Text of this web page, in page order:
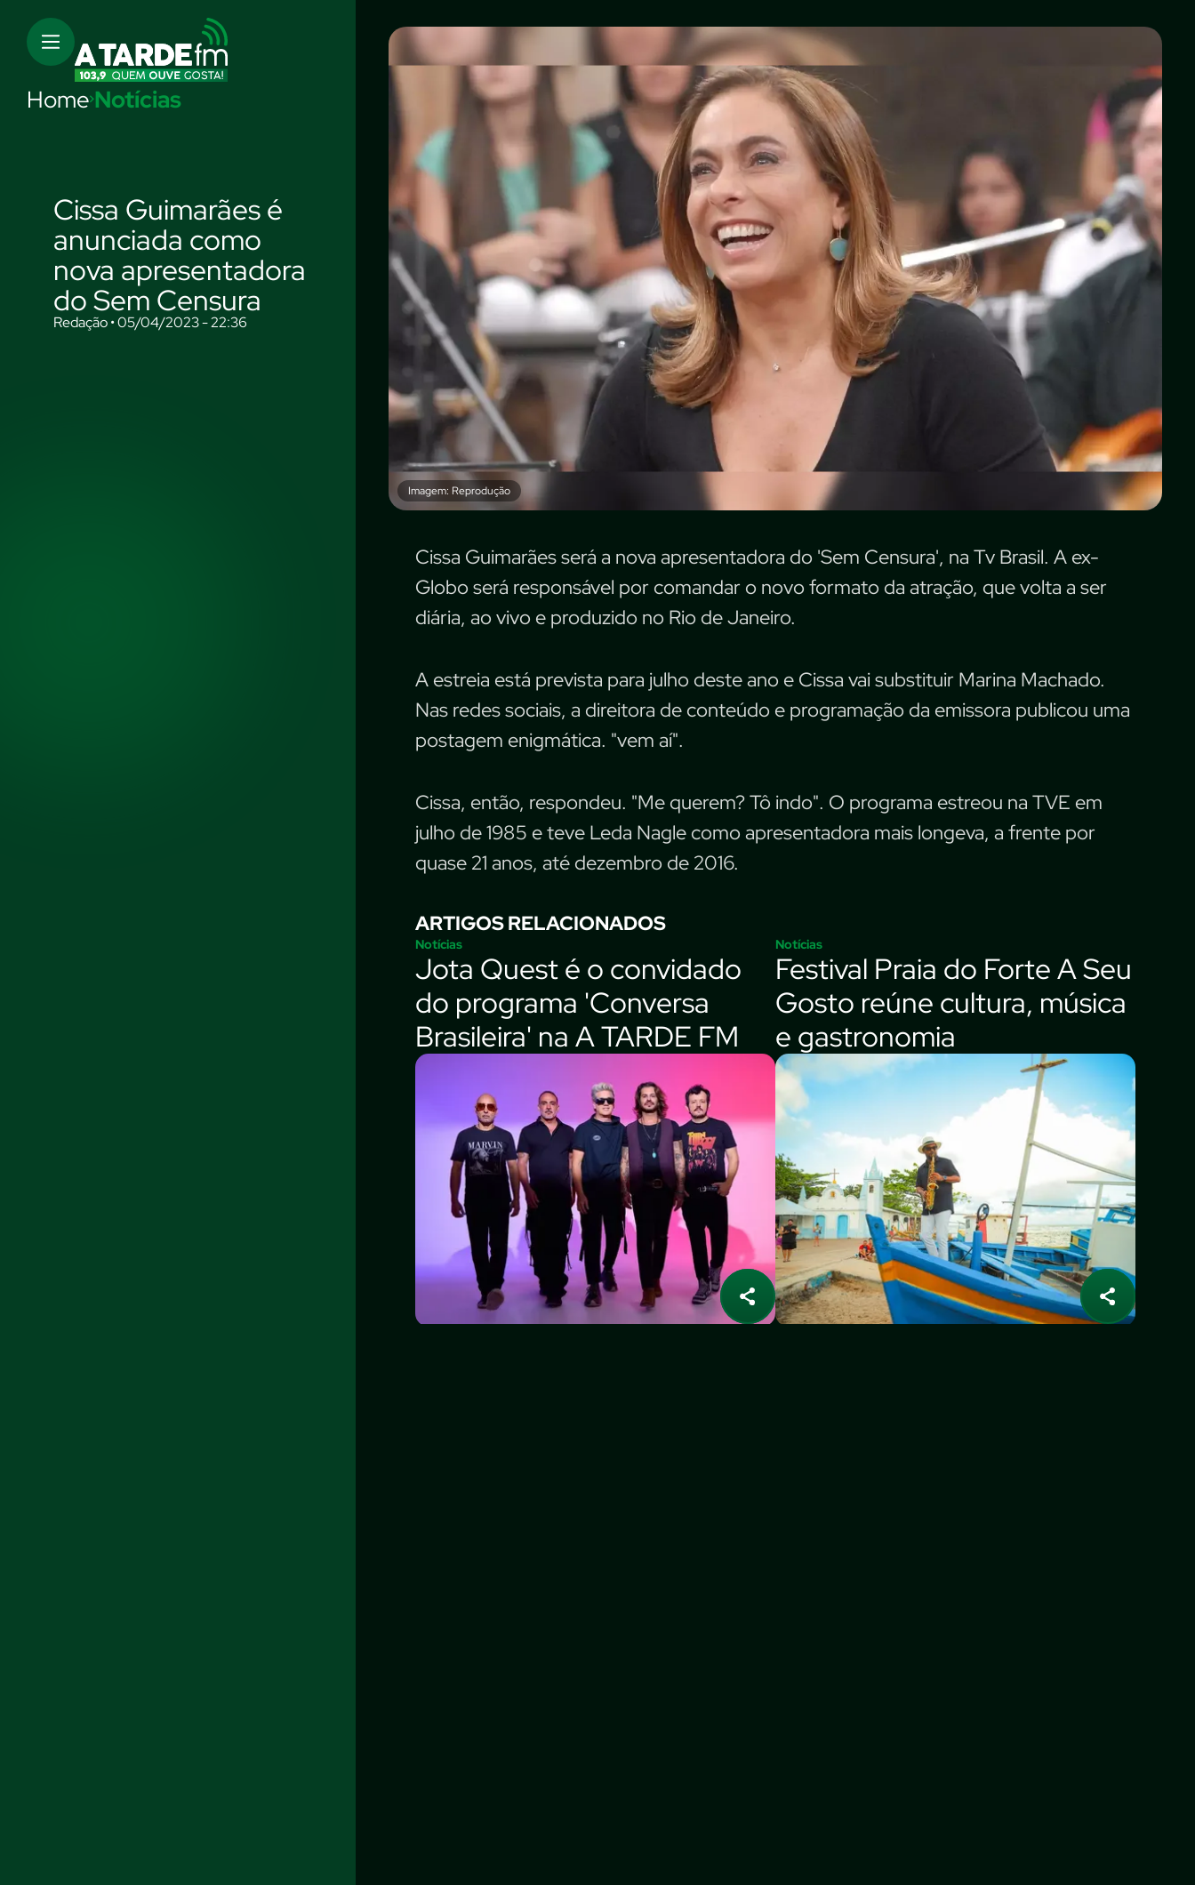
Home Notícias
Cissa Guimarães é
anunciada como
nova apresentadora
do Sem Censura
Redação • 05/04/2023 - 22:36
Imagem: Reprodução
Cissa Guimarães será a nova apresentadora do 'Sem Censura', na Tv Brasil. A ex-
Globo será responsável por comandar o novo formato da atração, que volta a ser
diária, ao vivo e produzido no Rio de Janeiro.
A estreia está prevista para julho deste ano e Cissa vai substituir Marina Machado.
Nas redes sociais, a direitora de conteúdo e programação da emissora publicou uma
postagem enigmática. "vem aí".
Cissa, então, respondeu. "Me querem? Tô indo". O programa estreou na TVE em
julho de 1985 e teve Leda Nagle como apresentadora mais longeva, a frente por
quase 21 anos, até dezembro de 2016.
ARTIGOS RELACIONADOS
Notícias
Jota Quest é o convidado
do programa 'Conversa
Brasileira' na A TARDE FM
Notícias
Festival Praia do Forte A Seu
Gosto reúne cultura, música
e gastronomia